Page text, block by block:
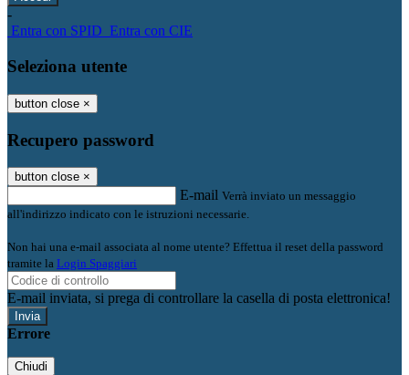
-
Entra con SPID Entra con CIE
Seleziona utente
button close ×
Recupero password
button close ×
E-mail Verrà inviato un messaggio
all'indirizzo indicato con le istruzioni necessarie.
Non hai una e-mail associata al nome utente? Effettua il reset della password
tramite la Login Spaggiari
E-mail inviata, si prega di controllare la casella di posta elettronica!
Errore
Chiudi